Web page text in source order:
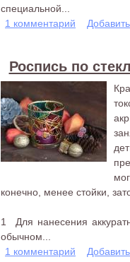
специальной...
1 комментарий
Роспись по
конечно, менее стойки,
1 Для нанесения
обычном...
1 комментарий